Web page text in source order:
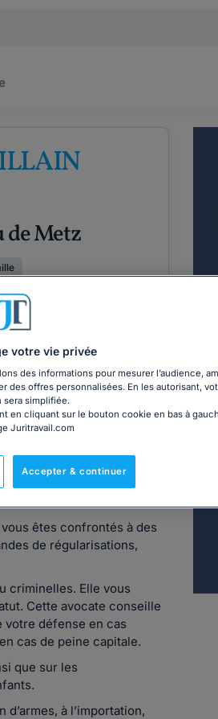
de Metz
COORDONNÉES
en droit pénal, en
êtes confrontés à des
de régularisations,
criminelles. Elle vous
Cette avocate conseille
votre défense en cas
cas de peine capitale.
que sur les
à l’importation,
votre vie privée
des informations pour mesurer l’audience,
des offres personnalisées. En les autorisant,
sera simplifiée.
en cliquant sur le bouton cookie en bas à
Juritravail.com
Accepter & continuer